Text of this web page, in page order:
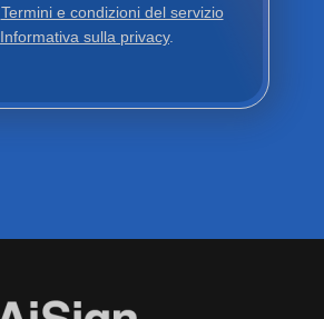
Termini e condizioni del servizio
Informativa sulla privacy.